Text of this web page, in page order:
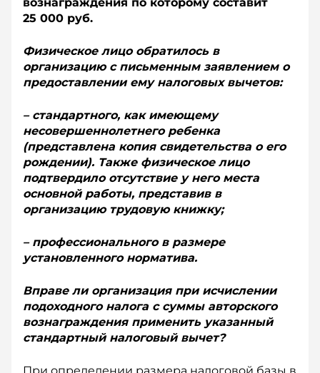
25 000 руб.
Физическое лицо обратилось в
организацию с письменным заявлением о
предоставлении ему налоговых вычетов:
– стандартного, как имеющему
несовершеннолетнего ребенка
(представлена копия свидетельства о его
рождении). Также физическое лицо
подтвердило отсутствие у него места
основной работы, представив в
организацию трудовую книжку;
– профессионального в размере
установленного норматива.
Вправе ли организация при исчислении
подоходного налога с суммы авторского
вознаграждения применить указанный
стандартный налоговый вычет?